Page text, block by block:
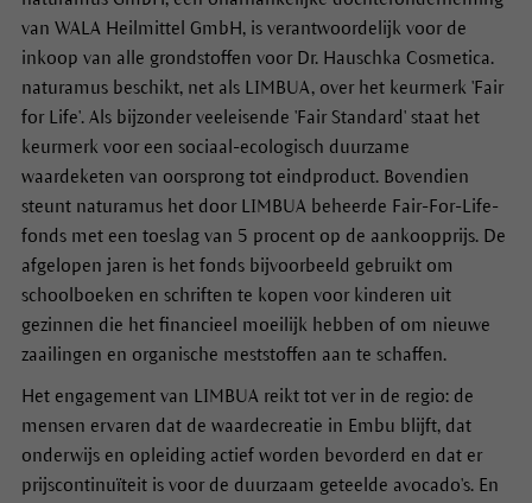
van WALA Heilmittel GmbH, is verantwoordelijk voor de
inkoop van alle grondstoffen voor Dr. Hauschka Cosmetica.
naturamus beschikt, net als LIMBUA, over het keurmerk 'Fair
for Life'. Als bijzonder veeleisende 'Fair Standard' staat het
keurmerk voor een sociaal-ecologisch duurzame
waardeketen van oorsprong tot eindproduct. Bovendien
steunt naturamus het door LIMBUA beheerde Fair-For-Life-
fonds met een toeslag van 5 procent op de aankoopprijs. De
afgelopen jaren is het fonds bijvoorbeeld gebruikt om
schoolboeken en schriften te kopen voor kinderen uit
gezinnen die het financieel moeilijk hebben of om nieuwe
zaailingen en organische meststoffen aan te schaffen.
Het engagement van LIMBUA reikt tot ver in de regio: de
mensen ervaren dat de waardecreatie in Embu blijft, dat
onderwijs en opleiding actief worden bevorderd en dat er
prijscontinuïteit is voor de duurzaam geteelde avocado's. En